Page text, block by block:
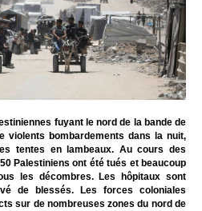
fuyant le nord de la bande de
violents bombardements dans la nuit,
tentes en lambeaux. Au cours des
Palestiniens ont été tués et beaucoup
les décombres. Les hôpitaux sont
de blessés. Les forces coloniales
sur de nombreuses zones du nord de